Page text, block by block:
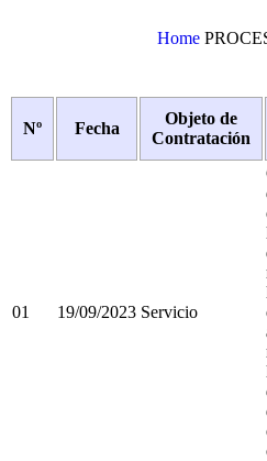
Home
Nº Fecha
Objeto de
Contratación
01 19/09/2023 Servicio